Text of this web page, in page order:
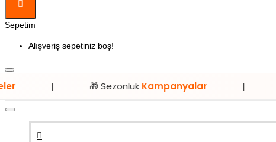
Sepetim
Alışveriş sepetiniz boş!
🎁 Sezonluk Kampanyalar | ⭐ Sadece